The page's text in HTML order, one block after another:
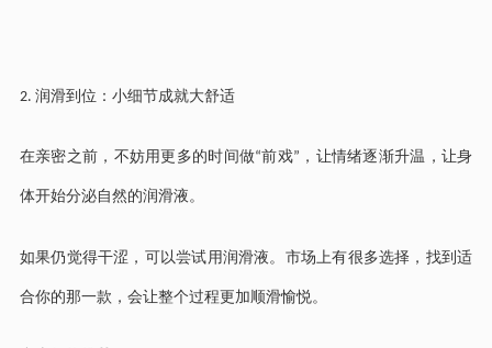
2. 润滑到位：小细节成就大舒适
在亲密之前，不妨用更多的时间做“前戏” ，让情绪逐渐升温，让身
体开始分泌自然的润滑液。
如果仍觉得干涩，可以尝试用润滑液。市场上有很多选择，找到适
合你的那一款，会让整个过程更加顺滑愉悦。